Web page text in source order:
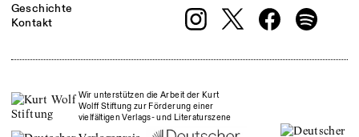
Geschichte
Kontakt
Wir unterstützen die Arbeit der Kurt
Wolff Stiftung zur Förderung einer
vielfältigen Verlags- und Literaturszene